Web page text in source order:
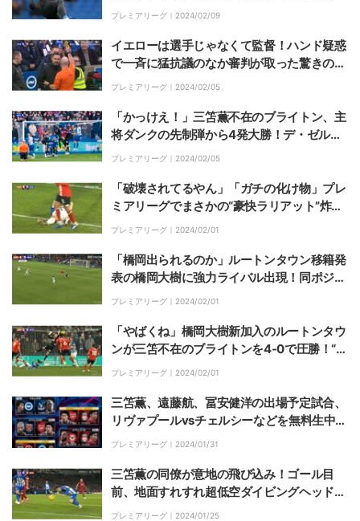
麗なパスも披露「また魔法をかけてくれ」
プレミアリーグ｜ 2024/02/09
イエローは選手じゃなくて監督！ハンド疑惑
で一斉に猛抗議のなか審判が取った驚きの行
動 三笘薫の指揮官がカード累積で次節出場
響ない」
プレミアリーグ｜ 2024/02/05
「かっけえ！」三笘薫不在のブライトン、主
将ダンクの先制弾から4発大勝！デ・ゼルビ
監督体制100ゴール目のメモリアルゴールは
嬉しい」
プレミアリーグ｜ 2024/02/05
「破壊されてるやん」「ガチの化け物」プレ
ミアリーグでまさかの“豪快ラリアット”炸
裂！193cmの長身FWが喜び過ぎて相手の屈
プレミアリーグ｜ 2024/02/01
「橋岡出られるのか」ルートンタウン移籍発
表の橋岡大樹に強力ライバル出現！同ポジシ
ョンを争うプレミアリーグの快足王が“宣戦
プレミアリーグ｜ 2024/02/01
「やばくね」橋岡大樹新加入のルートンタウ
ンが三笘不在のブライトンを4-0で圧勝！“格
下”が見せた意地の開始20秒弾！
プレミアリーグ｜ 2024/02/01
三笘薫、遠藤航、冨安健洋の出場予定試合、
リヴァプールvsチェルシーなどを無料生中
継！ABEMAのプレミアリーグ２月放送日程
プレミアリーグ｜ 2024/01/31
三笘薫の同僚が意地の飛び込み！ゴール目
前、地面すれすれ超低空ダイビングヘッド炸
裂の瞬間
プレミアリーグ｜ 2024/01/25